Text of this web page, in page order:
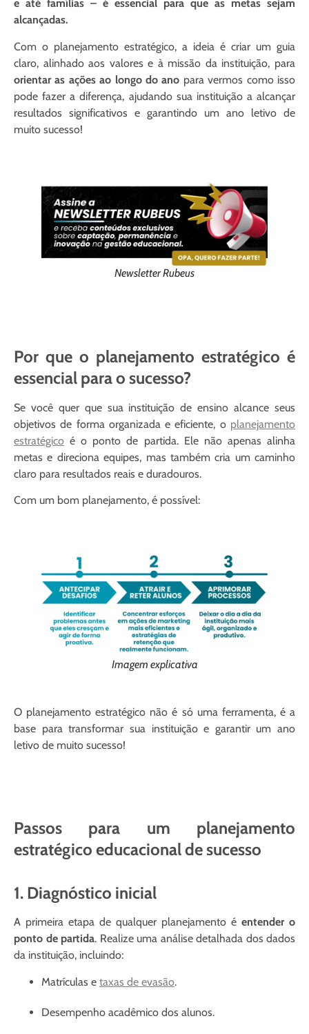
e até famílias – é essencial para que as metas sejam
alcançadas.
Com o planejamento estratégico, a ideia é criar um guia
claro, alinhado aos valores e à missão da instituição, para
orientar as ações ao longo do ano para vermos como isso
pode fazer a diferença, ajudando sua instituição a alcançar
resultados significativos e garantindo um ano letivo de
muito sucesso!
Newsletter Rubeus
Por que o planejamento estratégico é
essencial para o sucesso?
Se você quer que sua instituição de ensino alcance seus
objetivos de forma organizada e eficiente, o planejamento
estratégico é o ponto de partida. Ele não apenas alinha
metas e direciona equipes, mas também cria um caminho
claro para resultados reais e duradouros.
Com um bom planejamento, é possível:
Imagem explicativa
O planejamento estratégico não é só uma ferramenta, é a
base para transformar sua instituição e garantir um ano
letivo de muito sucesso!
Passos para um planejamento
estratégico educacional de sucesso
1. Diagnóstico inicial
A primeira etapa de qualquer planejamento é entender o
ponto de partida. Realize uma análise detalhada dos dados
da instituição, incluindo:
Matrículas e taxas de evasão.
Desempenho acadêmico dos alunos.